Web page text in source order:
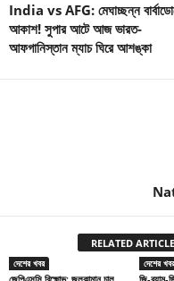
India vs AFG: মেঘাচ্ছন্ন
আকাশ! সুপার আটে আজ ভারত-
আফগানিস্তান ম্যাচ ঘিরে আশঙ্কা
RELATED
দেশের খবর দেশের খবর